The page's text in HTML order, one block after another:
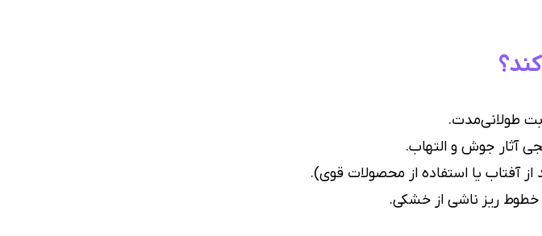
طولانی‌مدت.
آثار جوش و التهاب.
یا استفاده از محصولات قوی).
ریز ناشی از خشکی.